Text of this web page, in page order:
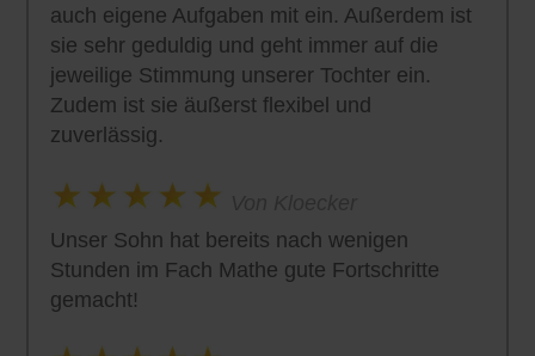
auch eigene Aufgaben mit ein. Außerdem ist
sie sehr geduldig und geht immer auf die
jeweilige Stimmung unserer Tochter ein.
Zudem ist sie äußerst flexibel und
zuverlässig.
Unser Sohn hat bereits nach wenigen
Stunden im Fach Mathe gute Fortschritte
gemacht!